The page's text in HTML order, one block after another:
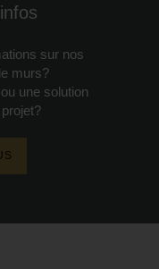
sur nos
murs?
une solution